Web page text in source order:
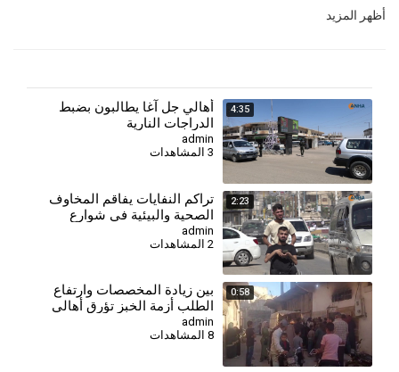
أظهر المزيد
4:35
⁣أهالي جل آغا يطالبون بضبط
الدراجات النارية
admin
3 المشاهدات
2:23
تراكم النفايات يفاقم المخاوف
الصحية والبيئية في شوارع
الحسكة
admin
2 المشاهدات
0:58
⁣بين زيادة المخصصات وارتفاع
الطلب أزمة الخبز تؤرق أهالي
ريف حمص
admin
8 المشاهدات